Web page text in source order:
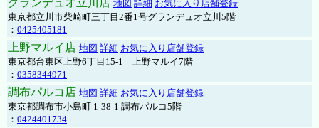
グランデュオ立川店 地図 詳細 お気に入り店舗登録
東京都立川市柴崎町三丁目2番1号グランデュオ立川5階
： 0425405181
上野マルイ店 地図 詳細 お気に入り店舗登録
東京都台東区上野6丁目15-1 上野マルイ7階
： 0358344971
調布パルコ店 地図 詳細 お気に入り店舗登録
東京都調布市小島町 1-38-1 調布パルコ5階
： 0424401734